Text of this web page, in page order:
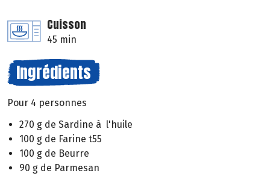
Cuisson
45 min
Ingrédients
Pour 4 personnes
270 g de Sardine à l'huile
100 g de Farine t55
100 g de Beurre
90 g de Parmesan